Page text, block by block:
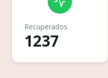
Recuperados
1237